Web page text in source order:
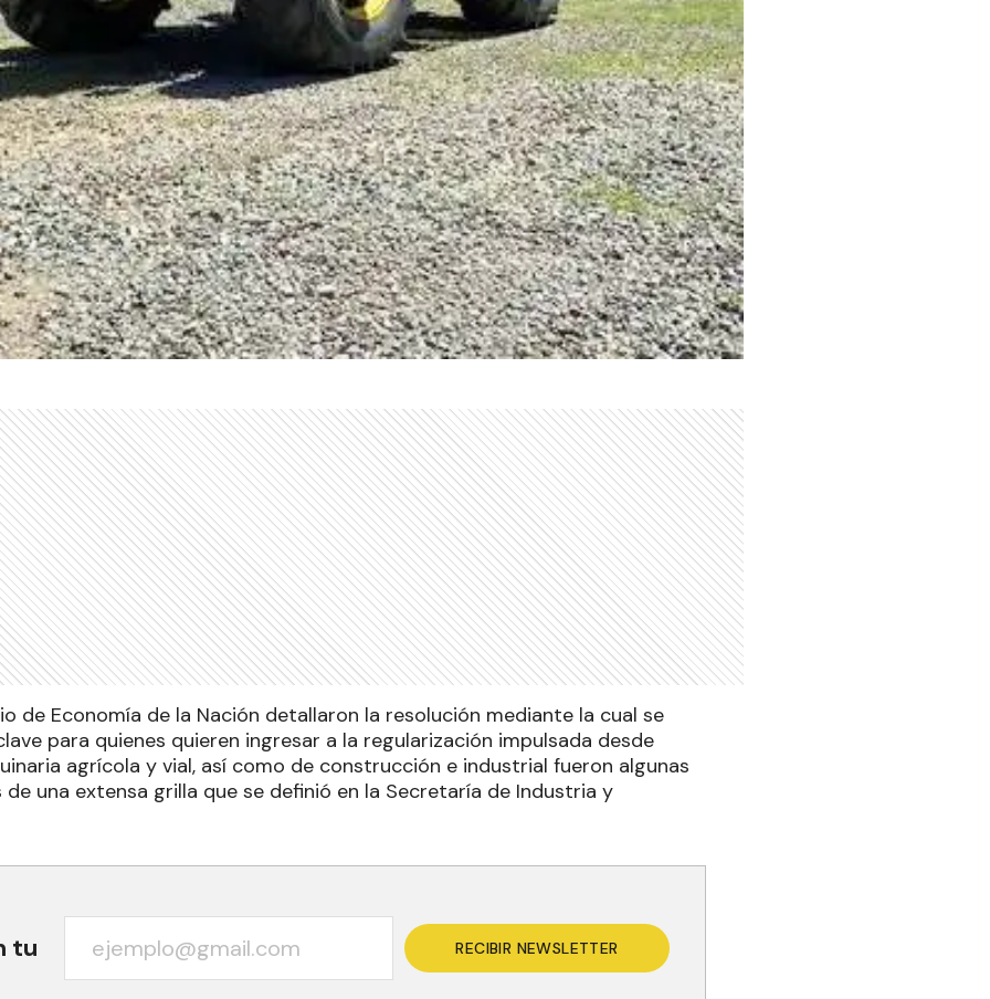
de Economía de la Nación detallaron la resolución mediante la cual se
para quienes quieren ingresar a la regularización impulsada desde
agrícola y vial, así como de construcción e industrial fueron algunas
de una extensa grilla que se definió en la Secretaría de Industria y
tu RECIBIR NEWSLETTER